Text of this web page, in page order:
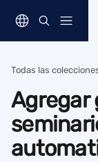
Todas las
Agregar